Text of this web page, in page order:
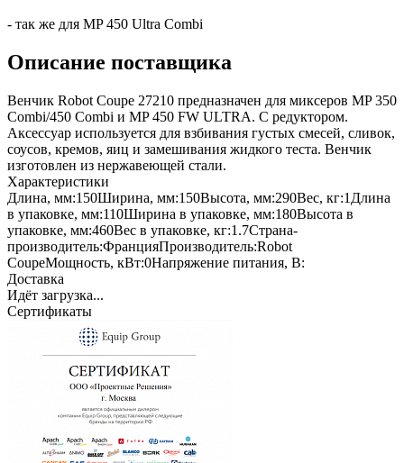
- так же для MP 450 Ultra Combi
Описание поставщика
Венчик Robot Coupe 27210 предназначен для миксеров MP 350
Combi/450 Combi и MP 450 FW ULTRA. С редуктором.
Аксессуар используется для взбивания густых смесей, сливок,
соусов, кремов, яиц и замешивания жидкого теста. Венчик
изготовлен из нержавеющей стали.
Характеристики
Длина, мм:150Ширина, мм:150Высота, мм:290Вес, кг:1 Длина
в упаковке, мм:110Ширина в упаковке, мм:180Высота в
упаковке, мм:460Вес в упаковке, кг:1.7Страна-
производитель:ФранцияПроизводитель:Robot
CoupeМощность, кВт:0Напряжение питания, В:
Доставка
Идёт загрузка...
Сертификаты